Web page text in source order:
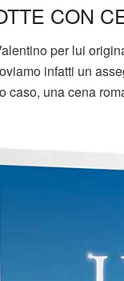
CON
per lui
infatti un
caso, una cena